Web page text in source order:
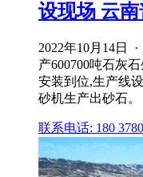
设现场 云南
2022年10月14日
产600700吨石灰
安装到位,生产线
砂机生产出砂石。
联系电话: 180